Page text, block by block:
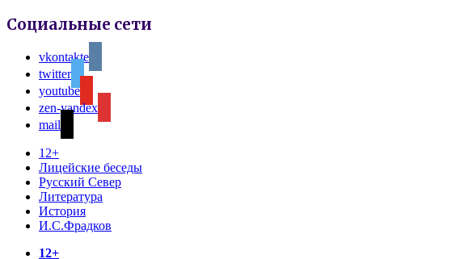
Социальные сети
vkontakte
twitter
youtube
zen-yandex
mail
12+
Лицейские беседы
Русский Север
Литература
История
И.С.Фрадков
12+